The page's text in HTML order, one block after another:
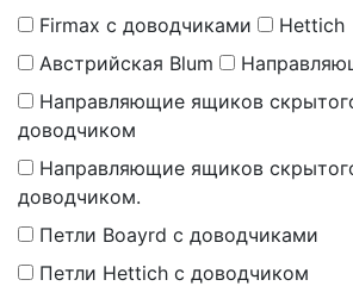
Firmax с доводчиками
Hettich
Австрийская Blum
Направляющие ящиков
доводчиком
Направляющие ящиков
доводчиком.
Петли Boayrd с доводчиками
Петли Hettich с доводчиком